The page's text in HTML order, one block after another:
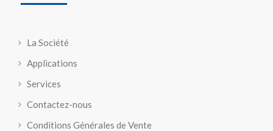
La Société
Applications
Services
Contactez-nous
Conditions Générales de Vente